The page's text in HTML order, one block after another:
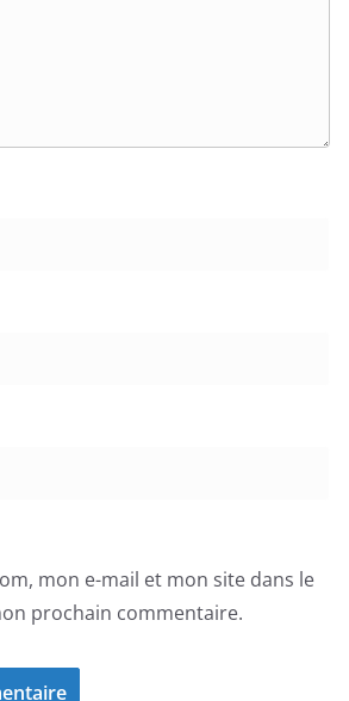
mon e-mail et mon site dans le
prochain commentaire.